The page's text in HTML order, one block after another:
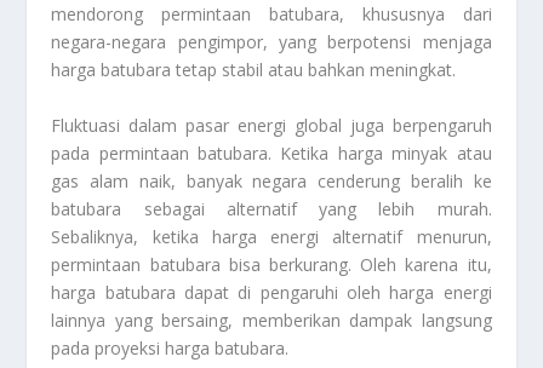
mendorong permintaan batubara, khususnya dari
negara-negara pengimpor, yang berpotensi menjaga
harga batubara tetap stabil atau bahkan meningkat.
Fluktuasi dalam pasar energi global juga berpengaruh
pada permintaan batubara. Ketika harga minyak atau
gas alam naik, banyak negara cenderung beralih ke
batubara sebagai alternatif yang lebih murah.
Sebaliknya, ketika harga energi alternatif menurun,
permintaan batubara bisa berkurang. Oleh karena itu,
harga batubara dapat di pengaruhi oleh harga energi
lainnya yang bersaing, memberikan dampak langsung
pada proyeksi harga batubara.